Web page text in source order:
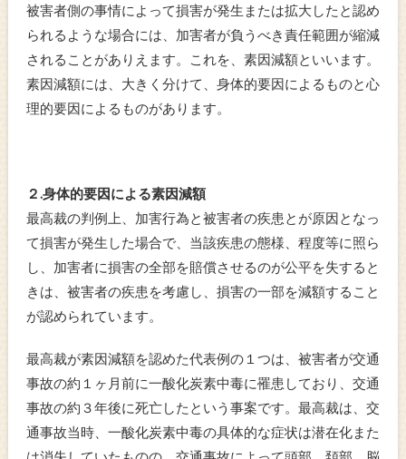
被害者側の事情によって損害が発生または拡大したと認め
られるような場合には、加害者が負うべき責任範囲が縮減
されることがありえます。これを、素因減額といいます。
素因減額には、大きく分けて、身体的要因によるものと心
理的要因によるものがあります。
２.身体的要因による素因減額
最高裁の判例上、加害行為と被害者の疾患とが原因となっ
て損害が発生した場合で、当該疾患の態様、程度等に照ら
し、加害者に損害の全部を賠償させるのが公平を失すると
きは、被害者の疾患を考慮し、損害の一部を減額すること
が認められています。
最高裁が素因減額を認めた代表例の１つは、被害者が交通
事故の約１ヶ月前に一酸化炭素中毒に罹患しており、交通
事故の約３年後に死亡したという事案です。最高裁は、交
通事故当時、一酸化炭素中毒の具体的な症状は潜在化また